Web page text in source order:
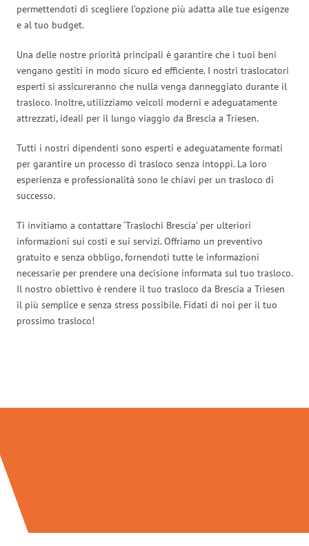
permettendoti di scegliere l’opzione più adatta alle tue esigenze
e al tuo budget.
Una delle nostre priorità principali è garantire che i tuoi beni
vengano gestiti in modo sicuro ed efficiente. I nostri traslocatori
esperti si assicureranno che nulla venga danneggiato durante il
trasloco. Inoltre, utilizziamo veicoli moderni e adeguatamente
attrezzati, ideali per il lungo viaggio da Brescia a Triesen.
Tutti i nostri dipendenti sono esperti e adeguatamente formati
per garantire un processo di trasloco senza intoppi. La loro
esperienza e professionalità sono le chiavi per un trasloco di
successo.
Ti invitiamo a contattare ‘Traslochi Brescia’ per ulteriori
informazioni sui costi e sui servizi. Offriamo un preventivo
gratuito e senza obbligo, fornendoti tutte le informazioni
necessarie per prendere una decisione informata sul tuo trasloco.
Il nostro obiettivo è rendere il tuo trasloco da Brescia a Triesen
il più semplice e senza stress possibile. Fidati di noi per il tuo
prossimo trasloco!